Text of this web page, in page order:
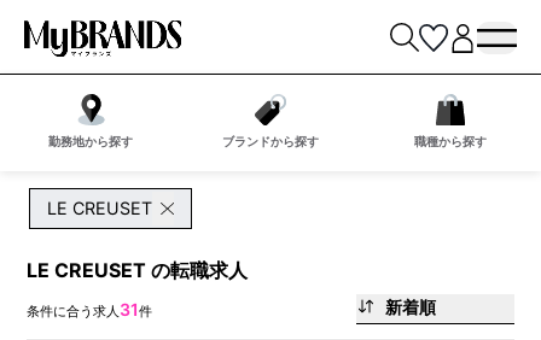
勤務地から探す ブランドから探す 職種から探す
LE CREUSET
LE CREUSET の転職求人
条件に合う求人 31件 新着順